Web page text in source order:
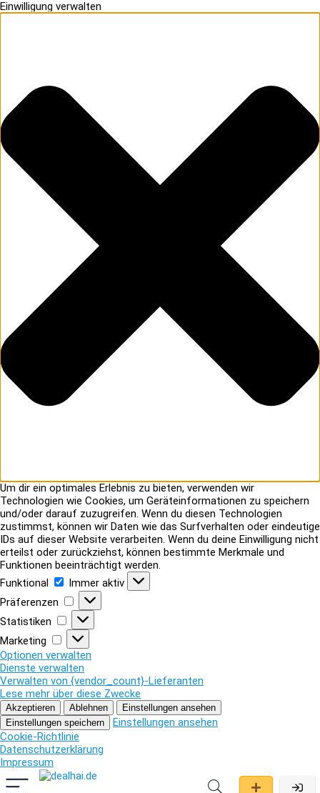
Einwilligung verwalten
Um dir ein optimales Erlebnis zu bieten, verwenden wir
Technologien wie Cookies, um Geräteinformationen zu speichern
und/oder darauf zuzugreifen. Wenn du diesen Technologien
zustimmst, können wir Daten wie das Surfverhalten oder eindeutige
IDs auf dieser Website verarbeiten. Wenn du deine Einwilligung nicht
erteilst oder zurückziehst, können bestimmte Merkmale und
Funktionen beeinträchtigt werden.
Funktional
Funktional
Immer aktiv
Präferenzen
Präferenzen
Statistiken
Statistiken
Marketing
Marketing
Optionen verwalten
Dienste verwalten
Verwalten von {vendor_count}-Lieferanten
Lese mehr über diese Zwecke
Akzeptieren Ablehnen
Einstellungen ansehen
Einstellungen speichern
Einstellungen ansehen
Cookie-Richtlinie
Datenschutzerklärung
Impressum